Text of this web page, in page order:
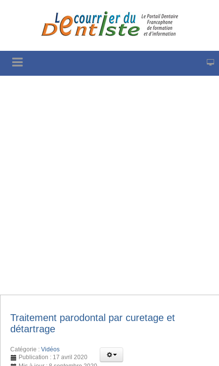
Traitement parodontal par curetage et
détartrage
Catégorie : Vidéos
Publication : 17 avril 2020